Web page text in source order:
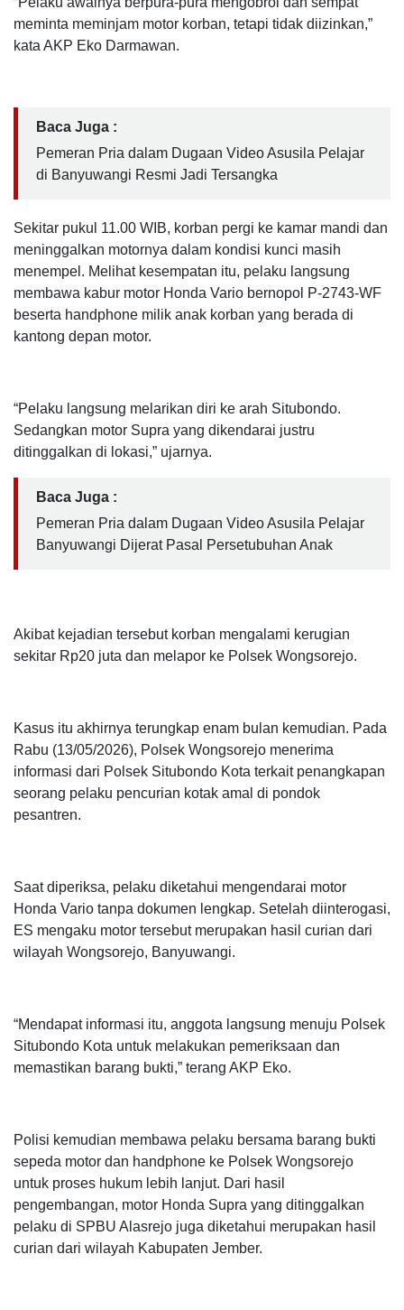
meminta meminjam motor korban, tetapi tidak diizinkan,”
kata AKP Eko Darmawan.
Baca Juga :
Pemeran Pria dalam Dugaan Video Asusila Pelajar
di Banyuwangi Resmi Jadi Tersangka
Sekitar pukul 11.00 WIB, korban pergi ke kamar mandi dan
meninggalkan motornya dalam kondisi kunci masih
menempel. Melihat kesempatan itu, pelaku langsung
membawa kabur motor Honda Vario bernopol P-2743-WF
beserta handphone milik anak korban yang berada di
kantong depan motor.
“Pelaku langsung melarikan diri ke arah Situbondo.
Sedangkan motor Supra yang dikendarai justru
ditinggalkan di lokasi,” ujarnya.
Baca Juga :
Pemeran Pria dalam Dugaan Video Asusila Pelajar
Banyuwangi Dijerat Pasal Persetubuhan Anak
Akibat kejadian tersebut korban mengalami kerugian
sekitar Rp20 juta dan melapor ke Polsek Wongsorejo.
Kasus itu akhirnya terungkap enam bulan kemudian. Pada
Rabu (13/05/2026), Polsek Wongsorejo menerima
informasi dari Polsek Situbondo Kota terkait penangkapan
seorang pelaku pencurian kotak amal di pondok
pesantren.
Saat diperiksa, pelaku diketahui mengendarai motor
Honda Vario tanpa dokumen lengkap. Setelah diinterogasi,
ES mengaku motor tersebut merupakan hasil curian dari
wilayah Wongsorejo, Banyuwangi.
“Mendapat informasi itu, anggota langsung menuju Polsek
Situbondo Kota untuk melakukan pemeriksaan dan
memastikan barang bukti,” terang AKP Eko.
Polisi kemudian membawa pelaku bersama barang bukti
sepeda motor dan handphone ke Polsek Wongsorejo
untuk proses hukum lebih lanjut. Dari hasil
pengembangan, motor Honda Supra yang ditinggalkan
pelaku di SPBU Alasrejo juga diketahui merupakan hasil
curian dari wilayah Kabupaten Jember.